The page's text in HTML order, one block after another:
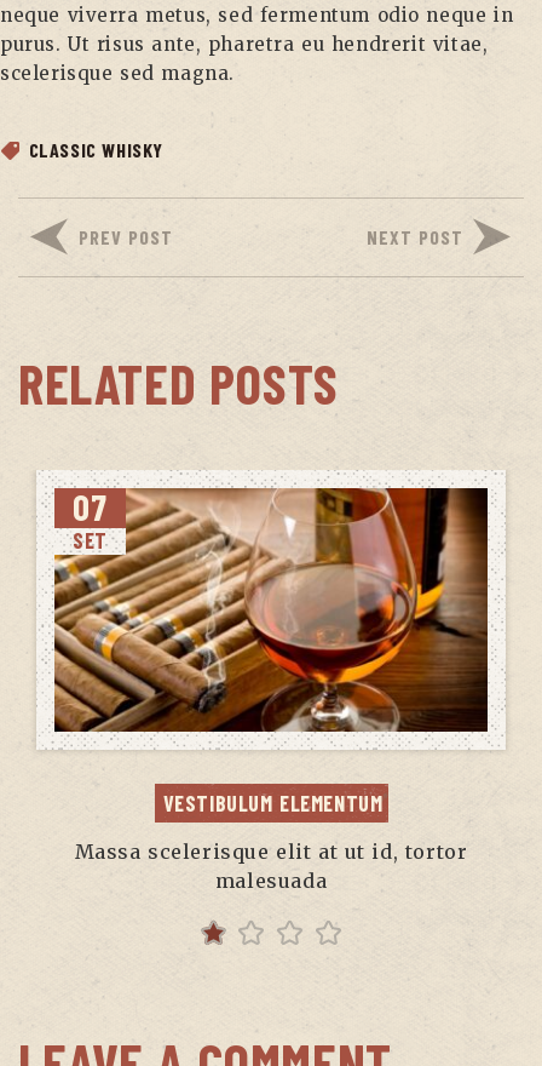
neque viverra metus, sed fermentum odio neque in
purus. Ut risus ante, pharetra eu hendrerit vitae,
scelerisque sed magna.
CLASSIC WHISKY
PREV POST NEXT POST
RELATED POSTS
07
SET
VESTIBULUM ELEMENTUM
Massa scelerisque elit at ut id, tortor
malesuada